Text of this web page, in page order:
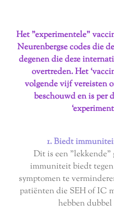
Het "experimentele"
Neurenbergse codes die
degenen die deze
overtreden. Het
volgende vijf vereisten
beschouwd en is per
1. Biedt
Dit is een "lekkende"
immuniteit biedt
symptomen te
patiënten die SEH of IC
hebben